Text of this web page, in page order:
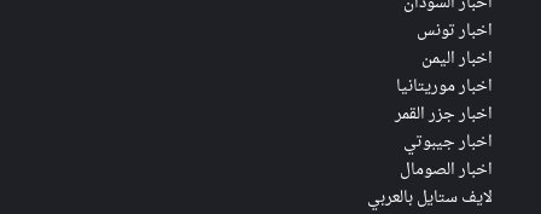
اخبار تونس
اخبار اليمن
اخبار موريتانيا
اخبار جزر القمر
اخبار جيبوتي
اخبار الصومال
لايف ستايل بالعربي